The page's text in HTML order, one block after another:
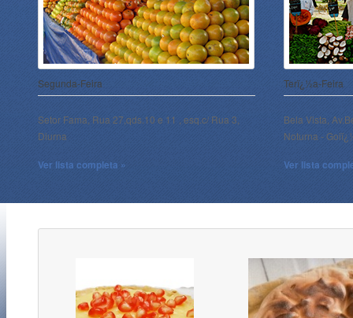
Segunda-Feira
Setor Fama, Rua 27,qds.10 e 11 , esq.c/ Rua 3,
Diurna
Ver lista completa »
Terï¿½a-Feira
Bela Vista,
Noturna -
Ver lista